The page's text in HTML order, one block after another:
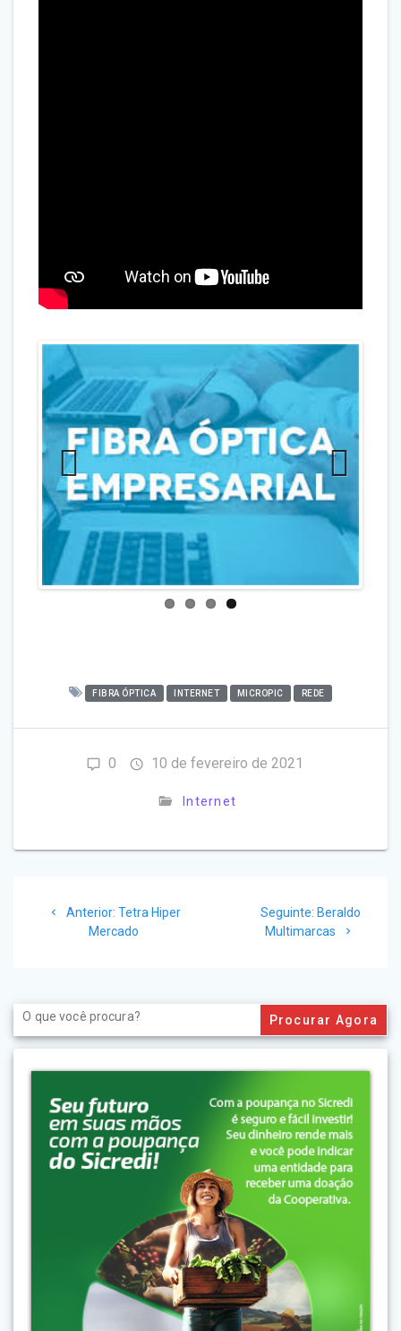
Previo
us
Next
FIBRA ÓPTICA INTERNET MICROPIC REDE
0 10 de fevereiro de 2021
Internet
Anterior: Post
anterior:
Tetra Hiper
Mercado
Seguinte: Post
seguinte:
Beraldo
Multimarcas
Search
for: